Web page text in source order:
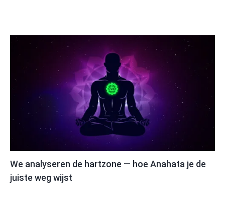
We analyseren de hartzone — hoe Anahata je de
juiste weg wijst